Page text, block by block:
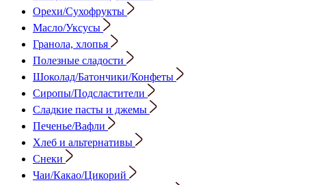
Орехи/Сухофрукты
Масло/Уксусы
Гранола, хлопья
Полезные сладости
Шоколад/Батончики/Конфеты
Сиропы/Подсластители
Сладкие пасты и джемы
Печенье/Вафли
Хлеб и альтернативы
Снеки
Чаи/Какао/Цикорий